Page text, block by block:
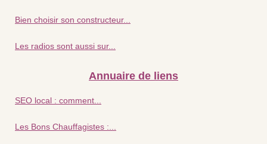
Bien choisir son constructeur...
Les radios sont aussi sur...
Annuaire de liens
SEO local : comment...
Les Bons Chauffagistes :...